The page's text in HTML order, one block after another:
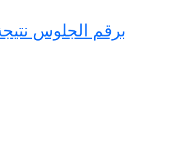
برقم الجلوس نتيجة